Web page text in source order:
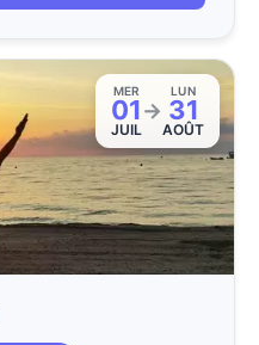
MER
01
JUIL
→
LUN
31
AOÛT